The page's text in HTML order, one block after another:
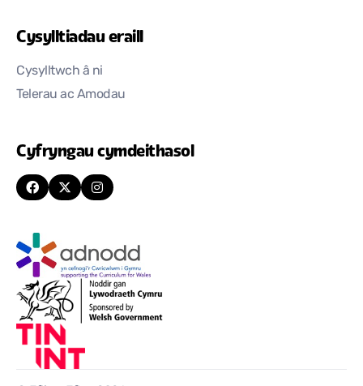
Cysylltiadau eraill
Cysylltwch â ni
Telerau ac Amodau
Cyfryngau cymdeithasol